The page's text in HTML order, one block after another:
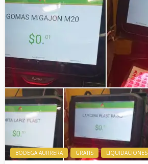
BODEGA AURRERA GRATIS LIQUIDACIONES